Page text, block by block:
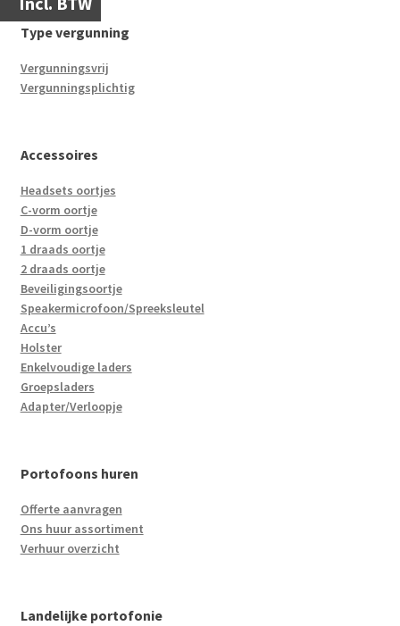
Type vergunning
Vergunningsvrij
Vergunningsplichtig
Accessoires
Headsets oortjes
C-vorm oortje
D-vorm oortje
1 draads oortje
2 draads oortje
Beveiligingsoortje
Speakermicrofoon/Spreeksleutel
Accu’s
Holster
Enkelvoudige laders
Groepsladers
Adapter/Verloopje
Portofoons huren
Offerte aanvragen
Ons huur assortiment
Verhuur overzicht
Landelijke portofonie